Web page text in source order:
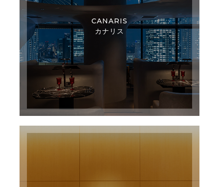
CANARIS
カナリス